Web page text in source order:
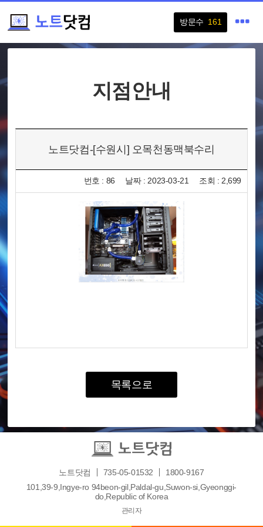
방문수 161
지점안내
노트닷컴-[수원시] 오목천동맥북수리
번호 : 86 날짜 : 2023-03-21 조회 : 2,699
목록으로
노트닷컴 735-05-01532
1800-9167
101,39-9,Ingye-ro 94beon-gil,Paldal-gu,Suwon-si,Gyeonggi-
do,Republic of Korea
관리자